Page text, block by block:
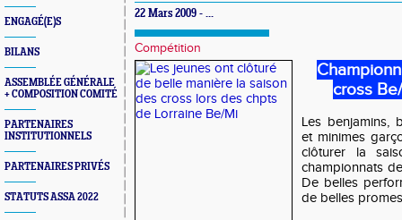
ENGAGÉ(E)S
BILANS
ASSEMBLÉE GÉNÉRALE
+ COMPOSITION COMITÉ
PARTENAIRES
INSTITUTIONNELS
PARTENAIRES PRIVÉS
STATUTS ASSA 2022
22 Mars 2009 - ...
Compétition
cross
Les benjamins,
et minimes
clôturer la
championnats
De belles
de belles